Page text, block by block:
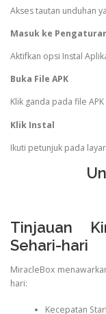
Akses tautan unduhan
Masuk ke
Aktifkan opsi Instal
Buka File APK
Klik ganda pada file
Klik Instal
Ikuti petunjuk pada
Tinjauan
Sehari-hari
MiracleBox
hari:
Kecepatan